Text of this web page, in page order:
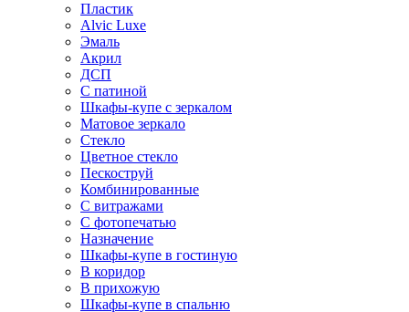
Пластик
Alvic Luxe
Эмаль
Акрил
ДСП
С патиной
Шкафы-купе с зеркалом
Матовое зеркало
Стекло
Цветное стекло
Пескоструй
Комбинированные
С витражами
С фотопечатью
Назначение
Шкафы-купе в гостиную
В коридор
В прихожую
Шкафы-купе в спальню